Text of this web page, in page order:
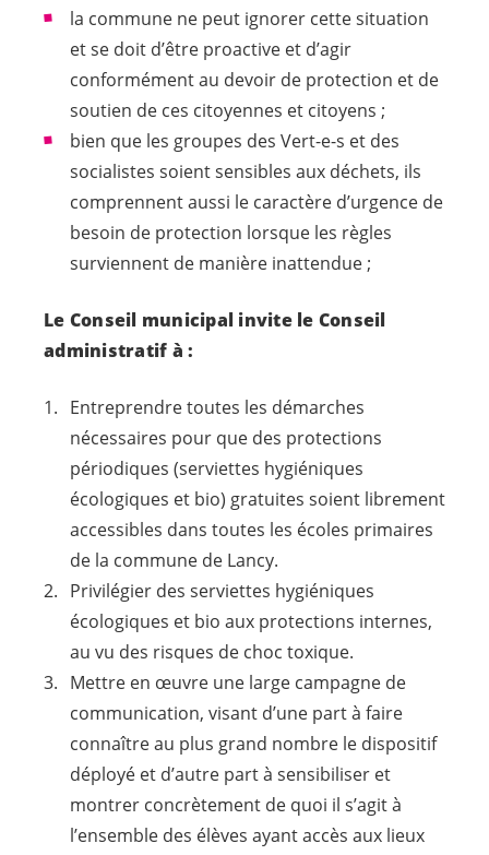
la commune ne peut ignorer cette situation
et se doit d’être proactive et d’agir
conformément au devoir de protection et de
soutien de ces citoyennes et citoyens ;
bien que les groupes des Vert-e-s et des
socialistes soient sensibles aux déchets, ils
comprennent aussi le caractère d’urgence de
besoin de protection lorsque les règles
surviennent de manière inattendue ;
Le Conseil municipal invite le Conseil
administratif à :
Entreprendre toutes les démarches
nécessaires pour que des protections
périodiques (serviettes hygiéniques
écologiques et bio) gratuites soient librement
accessibles dans toutes les écoles primaires
de la commune de Lancy.
Privilégier des serviettes hygiéniques
écologiques et bio aux protections internes,
au vu des risques de choc toxique.
Mettre en œuvre une large campagne de
communication, visant d’une part à faire
connaître au plus grand nombre le dispositif
déployé et d’autre part à sensibiliser et
montrer concrètement de quoi il s’agit à
l’ensemble des élèves ayant accès aux lieux